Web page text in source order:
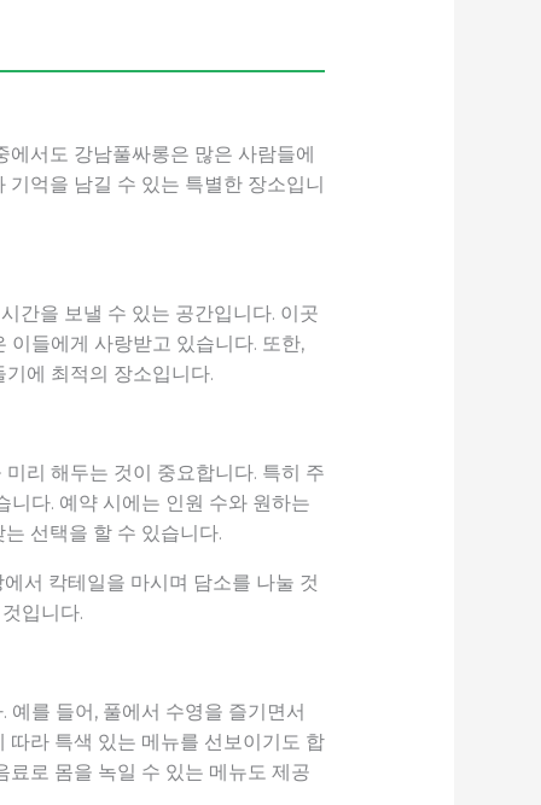
서도 강남풀싸롱은 많은 사람들에
억을 남길 수 있는 특별한 장소입니
간을 보낼 수 있는 공간입니다. 이곳
들에게 사랑받고 있습니다. 또한,
에 최적의 장소입니다.
리 해두는 것이 중요합니다. 특히 주
다. 예약 시에는 인원 수와 원하는
선택을 할 수 있습니다.
서 칵테일을 마시며 담소를 나눌 것
입니다.
를 들어, 풀에서 수영을 즐기면서
라 특색 있는 메뉴를 선보이기도 합
로 몸을 녹일 수 있는 메뉴도 제공